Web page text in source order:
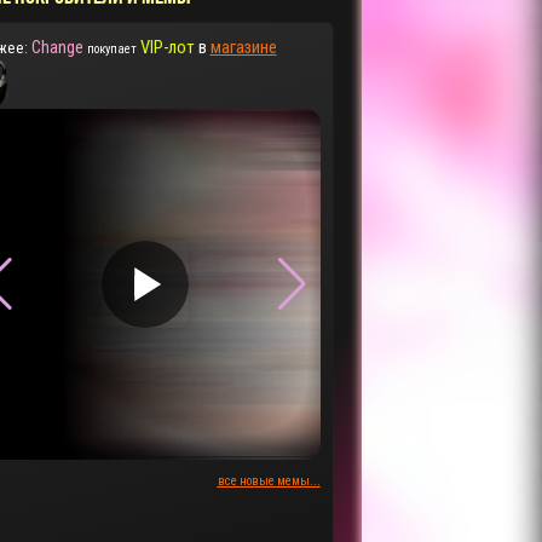
Change покупает VIP-лотв магазине
▶
все новые мемы...